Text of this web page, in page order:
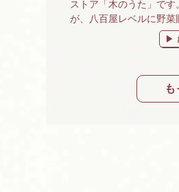
ストア「木のうた」で
が、八百屋レベルに野
も